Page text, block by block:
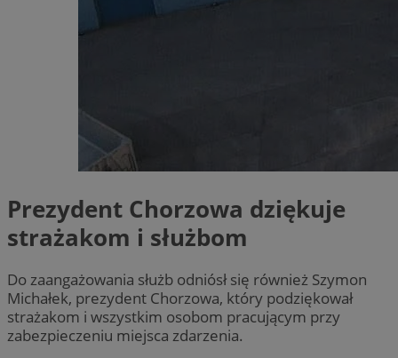
Prezydent Chorzowa dziękuje
strażakom i służbom
Do zaangażowania służb odniósł się również Szymon
Michałek, prezydent Chorzowa, który podziękował
strażakom i wszystkim osobom pracującym przy
zabezpieczeniu miejsca zdarzenia.